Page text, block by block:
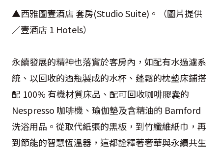
▲西雅圖壹酒店 套房(Studio Suite)。（圖片提供
／壹酒店 1 Hotels）
永續發展的精神也落實於客房內，如配有水過濾系
統、以回收的酒瓶製成的水杯、蓬鬆的枕墊床鋪搭
配 100% 有機材質床品、配可回收咖啡膠囊的
Nespresso 咖啡機、瑜伽墊及含精油的 Bamford
洗浴用品。從取代紙張的黑板，到竹纖維紙巾，再
到節能的智慧恆溫器，這都詮釋著奢華與永續共生